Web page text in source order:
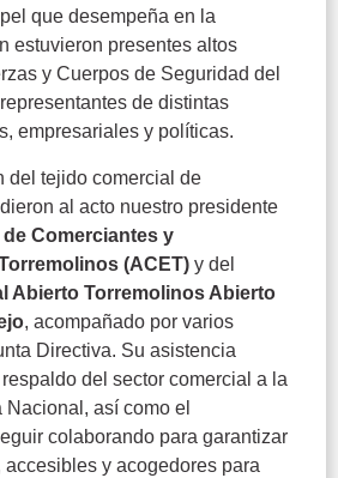
que desempeña en la
estuvieron presentes altos
y Cuerpos de Seguridad del
representantes de distintas
empresariales y políticas.
del tejido comercial de
al acto nuestro presidente
de Comerciantes y
(ACET) y del
Abierto Torremolinos Abierto
, acompañado por varios
Directiva. Su asistencia
respaldo del sector comercial a la
Nacional, así como el
colaborando para garantizar
accesibles y acogedores para